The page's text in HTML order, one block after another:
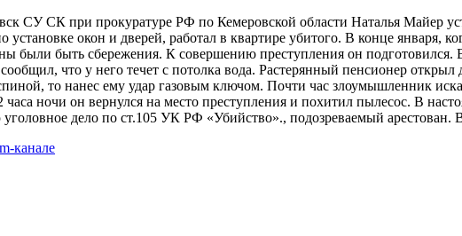
СУ СК при прокуратуре РФ по Кемеровской области Наталья Майер
окон и дверей, работал в квартире убитого. В конце января,
были быть сбережения. К совершению преступления он подготовился.
что у него течет с потолка вода. Растерянный пенсионер
то нанес ему удар газовым ключом. Почти час злоумышленник
ночи он вернулся на место преступления и похитил пылесос. В
дело по ст.105 УК РФ «Убийство»., подозреваемый арестован.
канале